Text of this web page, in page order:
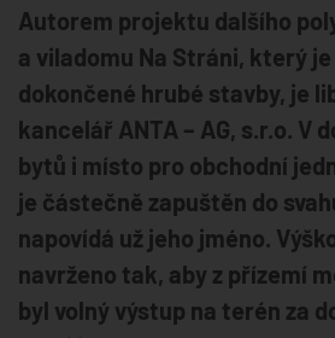
Autorem projektu dalšího
a viladomu Na Stráni, který
dokončené hrubé stavby, je
kancelář ANTA – AG, s.r.o. V
bytů i místo pro obchodní
je částečně zapuštěn do
napovídá už jeho jméno.
navrženo tak, aby z přízemí
byl volný výstup na terén za